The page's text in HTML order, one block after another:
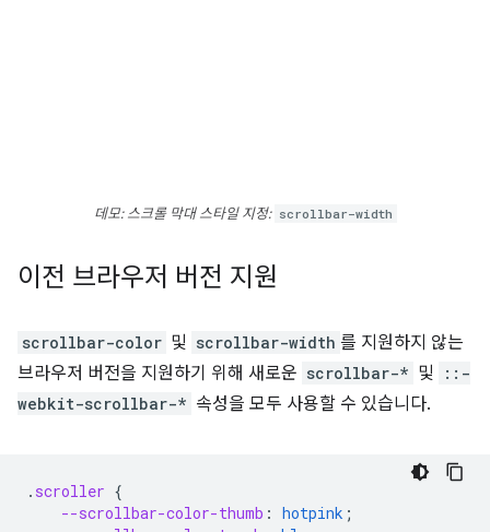
데모: 스크롤 막대 스타일 지정: scrollbar-width
이전 브라우저 버전 지원
scrollbar-color 및 scrollbar-width 를 지원하지 않는
브라우저 버전을 지원하기 위해 새로운 scrollbar-* 및
::-
webkit-scrollbar-* 속성을 모두 사용할 수 있습니다.
. scroller {
--scrollbar-color-thumb : hotpink ;